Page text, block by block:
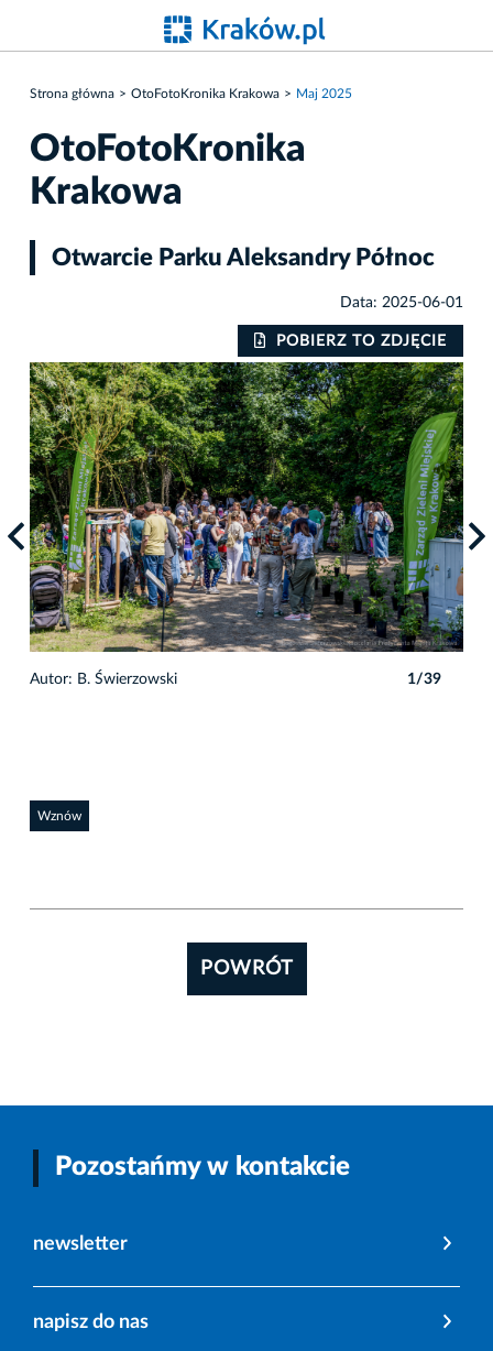
Strona główna OtoFotoKronika Krakowa Maj 2025
OtoFotoKronika
Krakowa
Otwarcie Parku Aleksandry Północ
Data: 2025-06-01
POBIERZ TO ZDJĘCIE
Autor: B. Świerzowski 1/39
Wznów
POWRÓT
Pozostańmy w kontakcie
newsletter
napisz do nas